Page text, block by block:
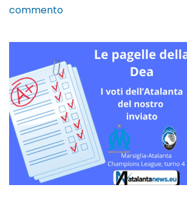
commentosu
PAGELLE
dell’Atalanta
contro
il
Marsiglia